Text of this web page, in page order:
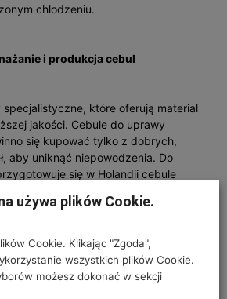
chło­dzeniu.
i produkcja cebul
które oferują materiał
jakoś­ci. Cebule do uprawy
się kupować tylko z dobrych,
aby uniknąć niepowodzenia. Do
się w Holandii cebule
doniczkę (fot. 3).
cebul do uprawy amatorskiej
używa plików Cookie.
Cookie. Klikając "Zgoda",
wszystkich plików Cookie.
możesz dokonać w sekcji